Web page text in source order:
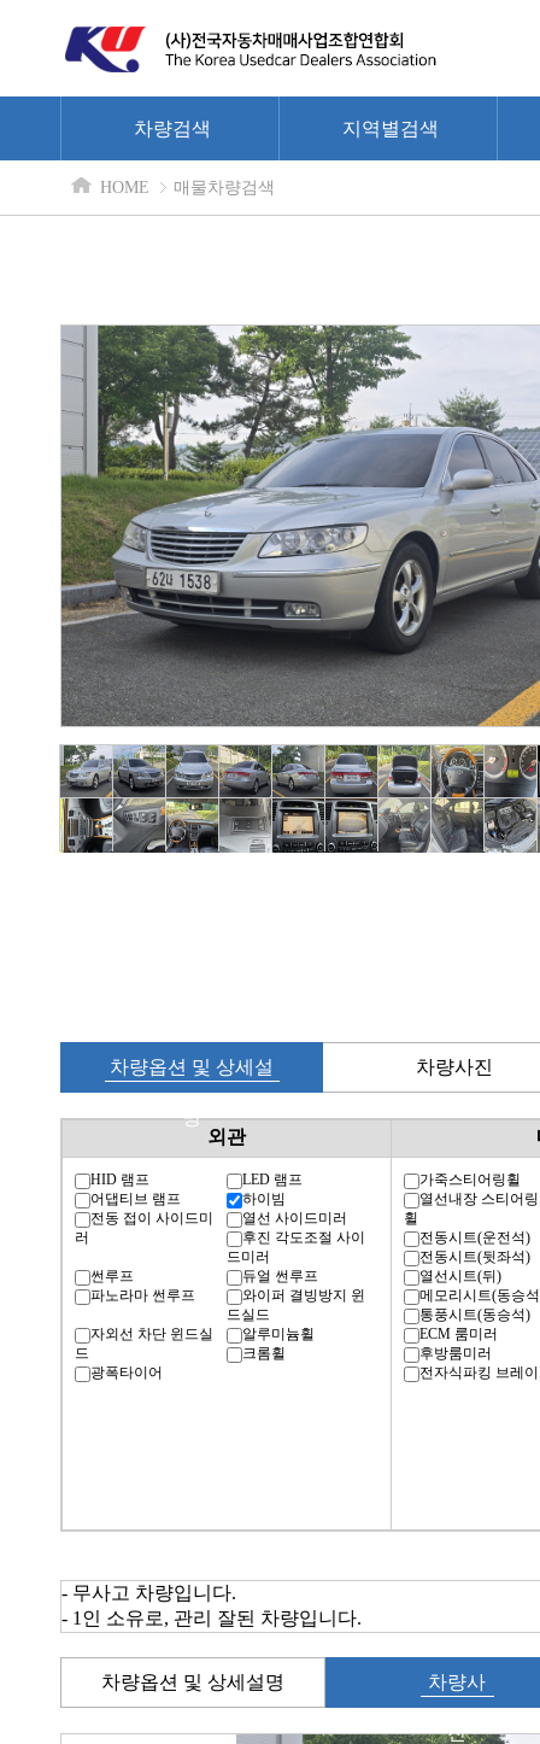
차량검색 지역별검색
HOME 매물차량검색
차량옵션 및 상세설
명
차량사진
외관
HID 램프
LED 램프
어댑티브 램프
하이빔
전동 접이 사이드미
러
열선 사이드미러
후진 각도조절 사이
드미러
썬루프
듀얼 썬루프
파노라마 썬루프
와이퍼 결빙방지 윈
드실드
자외선 차단 윈드실
드
알루미늄휠
크롬휠
광폭타이어
가죽스티어링휠
열선내장 스티어링
휠
전동시트(운전석)
전동시트(뒷좌석)
열선시트(뒤)
메모리시트(동승
통풍시트(동승석)
ECM 룸미러
후방룸미러
전자식파킹 브레
- 무사고 차량입니다.
- 1인 소유로, 관리 잘된 차량입니다.
차량옵션 및 상세설명 차량사
진